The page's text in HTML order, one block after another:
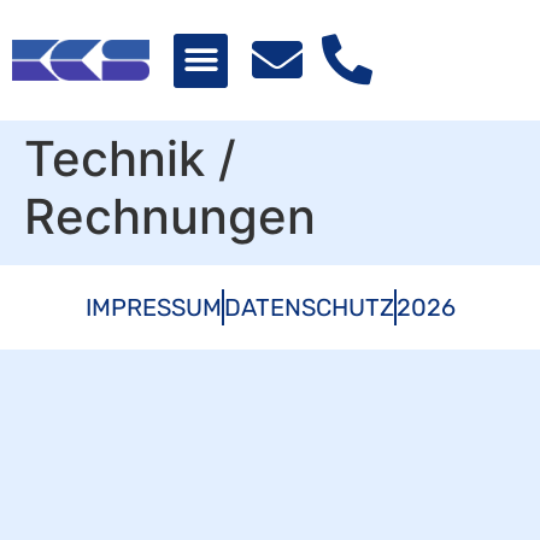
Technik /
Rechnungen
IMPRESSUMDATENSCHUTZ2026